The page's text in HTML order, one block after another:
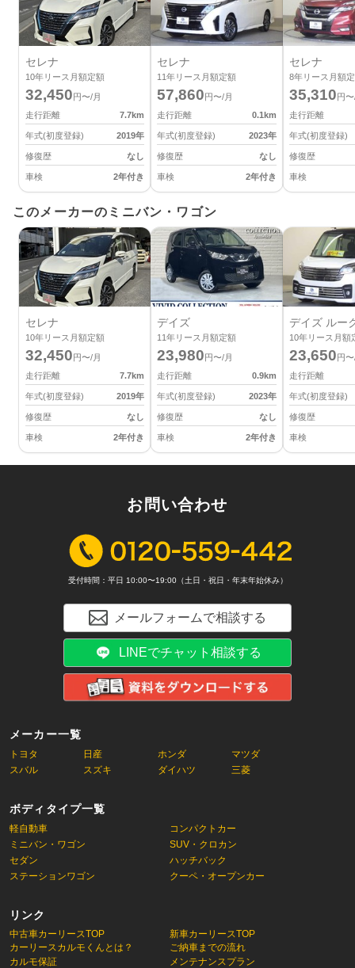
セレナ
10年リース月額定額
32,450円〜/月
走行距離
7.7km
年式(初度登録) 2019年
修復歴 なし
車検 2年付き
セレナ
11年リース月額定額
57,860円〜/月
走行距離
0.1km
年式(初度登録) 2023年
修復歴 なし
車検 2年付き
セレナ
8年リース月額
35,310円
走行距離
年式(初度登録)
修復歴
車検
このメーカーのミニバン・ワゴン
セレナ
10年リース月額定額
32,450円〜/月
走行距離
7.7km
年式(初度登録) 2019年
修復歴 なし
車検 2年付き
デイズ
11年リース月額定額
23,980円〜/月
走行距離
0.9km
年式(初度登録) 2023年
修復歴 なし
車検 2年付き
デイズ ルー
10年リース月額
23,650円
走行距離
年式(初度登録)
修復歴
車検
メーカー一覧
トヨタ 日産 ホンダ
マツダ
スバル
スズキ ダイハツ 三菱
ボディタイプ一覧
軽自動車
コンパクトカー
ミニバン・ワゴン
SUV・クロカン
セダン
ハッチバック
ステーションワゴン
クーペ・オープンカー
リンク
中古車カーリースTOP
カーリースカルモくんとは？
新車カーリースTOP
ご納車までの流れ
カルモ保証
メンテナンスプラン
お問い合わせ
受付時間：平日 10:00〜19:00（土日・祝日・年末年始休み）
メールフォームで相談する
LINEでチャット相談する